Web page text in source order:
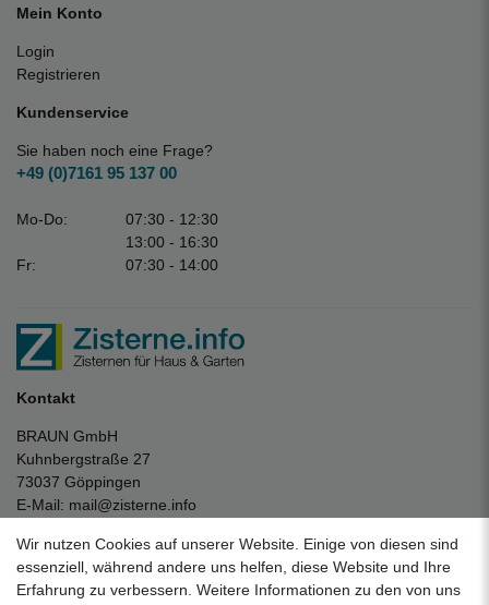
Mein Konto
Login
Registrieren
Kundenservice
Sie haben noch eine Frage?
+49 (0)7161 95 137 00
Mo-Do:
07:30 - 12:30
13:00 - 16:30
Fr:
07:30 - 14:00
Kontakt
BRAUN GmbH
Kuhnbergstraße 27
73037 Göppingen
E-Mail: mail@zisterne.info
Unternehmen
Wir nutzen Cookies auf unserer Website. Einige von diesen sind
essenziell, während andere uns helfen, diese Website und Ihre
Erfahrung zu verbessern. Weitere Informationen zu den von uns